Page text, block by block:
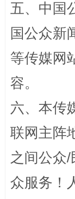
招工难
五、中国
国公众新
等传媒网
容。
六、本传
联网主阵
之间公众
众服务！